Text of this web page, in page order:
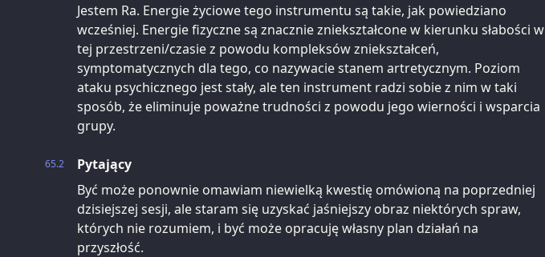
Jestem Ra. Energie życiowe tego instrumentu są takie, jak powiedziano
wcześniej. Energie fizyczne są znacznie zniekształcone w kierunku słabości w
tej przestrzeni/czasie z powodu kompleksów zniekształceń,
symptomatycznych dla tego, co nazywacie stanem artretycznym. Poziom
ataku psychicznego jest stały, ale ten instrument radzi sobie z nim w taki
sposób, że eliminuje poważne trudności z powodu jego wierności i wsparcia
grupy.
65.2
Pytający
Być może ponownie omawiam niewielką kwestię omówioną na poprzedniej
dzisiejszej sesji, ale staram się uzyskać jaśniejszy obraz niektórych spraw,
których nie rozumiem, i być może opracuję własny plan działań na
przyszłość.